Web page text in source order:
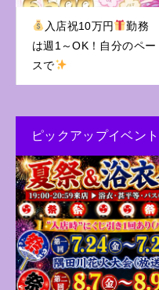
入店祝10万円
勤務
は週1～OK！自分のペー
スで
ピックアップイベント